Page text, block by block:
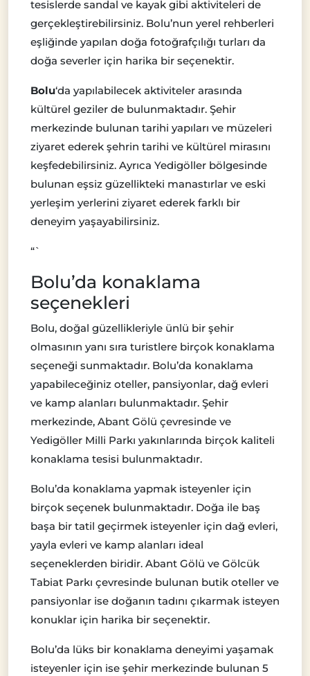
tesislerde sandal ve kayak gibi aktiviteleri de
gerçekleştirebilirsiniz. Bolu’nun yerel rehberleri
eşliğinde yapılan doğa fotoğrafçılığı turları da
doğa severler için harika bir seçenektir.
Bolu‘da yapılabilecek aktiviteler arasında
kültürel geziler de bulunmaktadır. Şehir
merkezinde bulunan tarihi yapıları ve müzeleri
ziyaret ederek şehrin tarihi ve kültürel mirasını
keşfedebilirsiniz. Ayrıca Yedigöller bölgesinde
bulunan eşsiz güzellikteki manastırlar ve eski
yerleşim yerlerini ziyaret ederek farklı bir
deneyim yaşayabilirsiniz.
“`
Bolu’da konaklama
seçenekleri
Bolu, doğal güzellikleriyle ünlü bir şehir
olmasının yanı sıra turistlere birçok konaklama
seçeneği sunmaktadır. Bolu’da konaklama
yapabileceğiniz oteller, pansiyonlar, dağ evleri
ve kamp alanları bulunmaktadır. Şehir
merkezinde, Abant Gölü çevresinde ve
Yedigöller Milli Parkı yakınlarında birçok kaliteli
konaklama tesisi bulunmaktadır.
Bolu’da konaklama yapmak isteyenler için
birçok seçenek bulunmaktadır. Doğa ile baş
başa bir tatil geçirmek isteyenler için dağ evleri,
yayla evleri ve kamp alanları ideal
seçeneklerden biridir. Abant Gölü ve Gölcük
Tabiat Parkı çevresinde bulunan butik oteller ve
pansiyonlar ise doğanın tadını çıkarmak isteyen
konuklar için harika bir seçenektir.
Bolu’da lüks bir konaklama deneyimi yaşamak
isteyenler için ise şehir merkezinde bulunan 5